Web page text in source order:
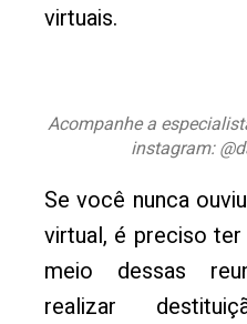
virtuais.
Acompanhe a
instagram:
Se você nunca
virtual, é preciso
meio dessas
realizar